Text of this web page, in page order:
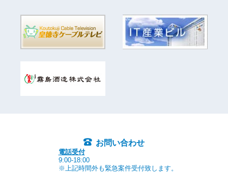
お問い合わせ
電話受付
9:00-18:00
※上記時間外も緊急案件受付致します。